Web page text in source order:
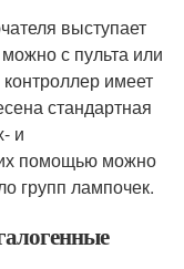
выступает
с пульта или
имеет
стандартная
и
помощью можно
групп лампочек.